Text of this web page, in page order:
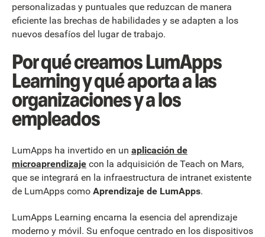
personalizadas y puntuales que reduzcan de manera
eficiente las brechas de habilidades y se adapten a los
nuevos desafíos del lugar de trabajo.
Por qué creamos LumApps
Learning y qué aporta a las
organizaciones y a los
empleados
LumApps ha invertido en un aplicación de
microaprendizaje con la adquisición de Teach on Mars,
que se integrará en la infraestructura de intranet existente
de LumApps como Aprendizaje de LumApps.
LumApps Learning encarna la esencia del aprendizaje
moderno y móvil. Su enfoque centrado en los dispositivos